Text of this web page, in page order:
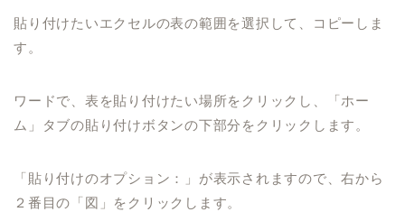
貼り付けたいエクセルの表の範囲を選択して、コピーしま
す。
ワードで、表を貼り付けたい場所をクリックし、「ホー
ム」タブの貼り付けボタンの下部分をクリックします。
「貼り付けのオプション：」が表示されますので、右から
２番目の「図」をクリックします。